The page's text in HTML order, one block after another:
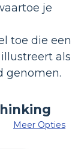
je
toe die een
als
genomen.
Meer Opties